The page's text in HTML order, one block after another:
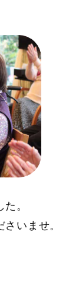
。
いませ。